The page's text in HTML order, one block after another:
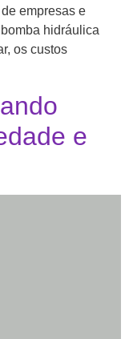
empresas e
hidráulica
os custos
e